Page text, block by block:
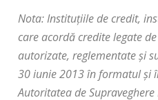
Nota: Instituţiile de credit,
care acordă credite legate
autorizate, reglementate şi
30 iunie 2013 în formatul şi
Autoritatea de